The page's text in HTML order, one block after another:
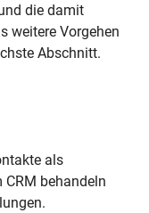
die damit
weitere Vorgehen
Abschnitt.
als
CRM behandeln